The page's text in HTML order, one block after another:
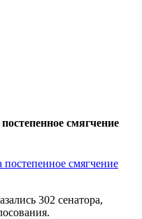
смягчение
302 сенатора,